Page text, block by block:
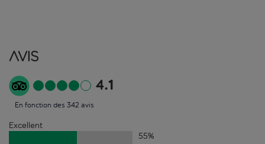
Avis
4.1
En fonction des 342 avis
Excellent
55%